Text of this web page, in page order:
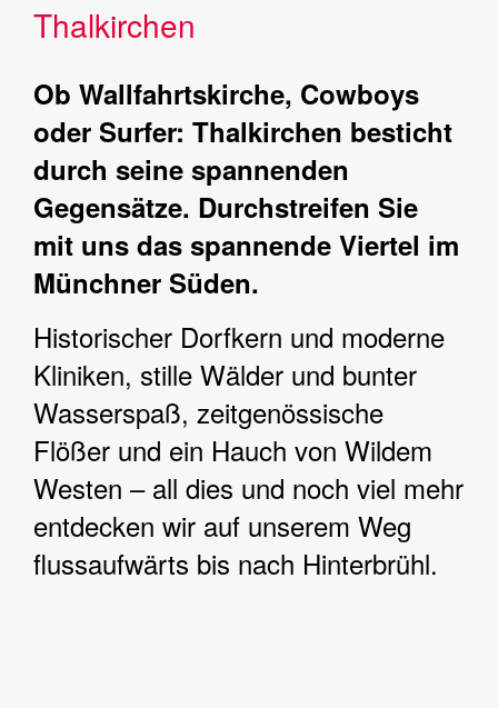
Thalkirchen
Ob Wallfahrtskirche, Cowboys
oder Surfer: Thalkirchen besticht
durch seine spannenden
Gegensätze. Durchstreifen Sie
mit uns das spannende Viertel im
Münchner Süden.
Historischer Dorfkern und moderne
Kliniken, stille Wälder und bunter
Wasserspaß, zeitgenössische
Flößer und ein Hauch von Wildem
Westen – all dies und noch viel mehr
entdecken wir auf unserem Weg
flussaufwärts bis nach Hinterbrühl.